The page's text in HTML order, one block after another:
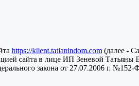
https://klient.tatianindom.com (далее -
сайта в лице ИП Зеневой Татьяны
закона от 27.07.2006 г.